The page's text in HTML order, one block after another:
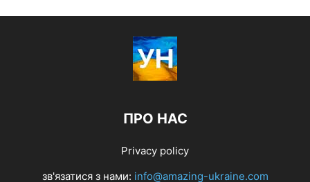
ПРО НАС
Privacy policy
зв'язатися з нами: info@amazing-ukraine.com